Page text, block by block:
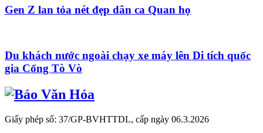
Gen Z lan tỏa nét đẹp dân ca Quan họ
Du khách nước ngoài chạy xe máy lên Di tích quốc
gia Cổng Tò Vò
Giấy phép số: 37/GP-BVHTTDL, cấp ngày 06.3.2026